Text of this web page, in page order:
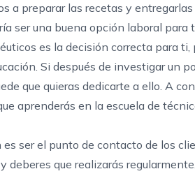
a preparar las recetas y
ser una buena opción laboral para
es la decisión correcta para ti,
Si después de investigar un
que quieras dedicarte a ello. A
aprenderás en la escuela de
ser el punto de contacto de los
deberes que realizarás regularmente.